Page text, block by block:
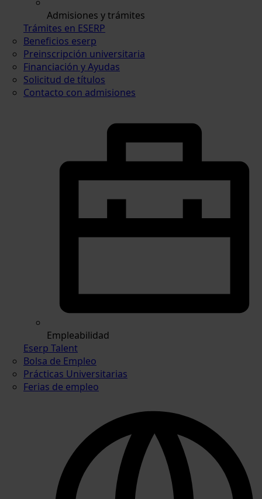
Admisiones y trámites
Trámites en ESERP
Beneficios eserp
Preinscripción universitaria
Financiación y Ayudas
Solicitud de títulos
Contacto con admisiones
Empleabilidad
Eserp Talent
Bolsa de Empleo
Prácticas Universitarias
Ferias de empleo